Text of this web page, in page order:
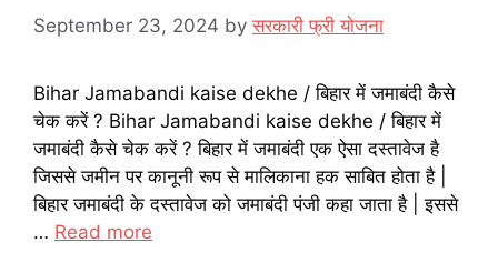
September 23, 2024 byसरकारी फ्री योजना
Bihar Jamabandi kaise dekhe / बिहार में जमाबंदी कैसे
चेक करें ? Bihar Jamabandi kaise dekhe / बिहार में
जमाबंदी कैसे चेक करें ? बिहार में जमाबंदी एक ऐसा दस्तावेज है
जिससे जमीन पर कानूनी रूप से मालिकाना हक साबित होता है |
बिहार जमाबंदी के दस्तावेज को जमाबंदी पंजी कहा जाता है | इससे
… Read more